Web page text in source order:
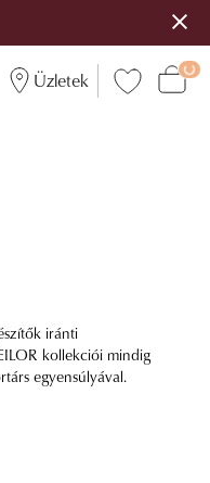
Üzletek
iránti
kollekciói mindig
egyensúlyával.